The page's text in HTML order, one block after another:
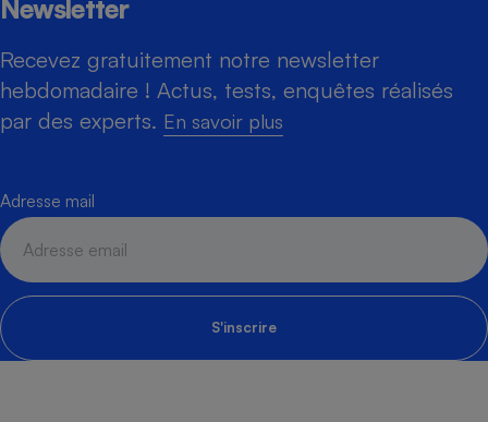
Newsletter
Recevez gratuitement notre newsletter
hebdomadaire ! Actus, tests, enquêtes réalisés
par des experts. En savoir plus
Adresse mail
S'inscrire